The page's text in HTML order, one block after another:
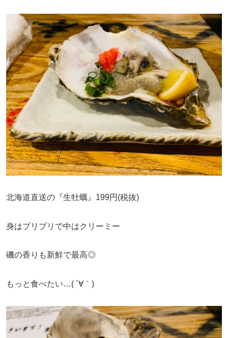
北海道直送の『生牡蠣』199円(税抜)
身はプリプリで中はクリーミー
磯の香りも新鮮で最高◎
もっと食べたい…( ´∀｀)